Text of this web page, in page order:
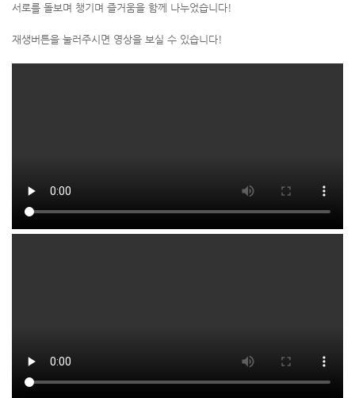
서로를 돌보며 챙기며 즐거움을 함께 나누었습니다!
재생버튼을 눌러주시면 영상을 보실 수 있습니다!